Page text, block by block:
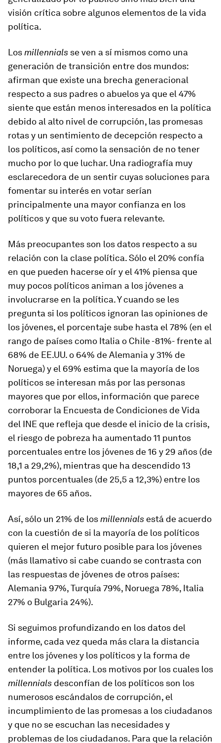
visión crítica sobre algunos elementos de la vida
política.
Los millennials se ven a sí mismos como una
generación de transición entre dos mundos:
afirman que existe una brecha generacional
respecto a sus padres o abuelos ya que el 47%
siente que están menos interesados en la política
debido al alto nivel de corrupción, las promesas
rotas y un sentimiento de decepción respecto a
los políticos, así como la sensación de no tener
mucho por lo que luchar. Una radiografía muy
esclarecedora de un sentir cuyas soluciones para
fomentar su interés en votar serían
principalmente una mayor confianza en los
políticos y que su voto fuera relevante.
Más preocupantes son los datos respecto a su
relación con la clase política. Sólo el 20% confía
en que pueden hacerse oír y el 41% piensa que
muy pocos políticos animan a los jóvenes a
involucrarse en la política. Y cuando se les
pregunta si los políticos ignoran las opiniones de
los jóvenes, el porcentaje sube hasta el 78% (en el
rango de países como Italia o Chile -81%- frente al
68% de EE.UU. o 64% de Alemania y 31% de
Noruega) y el 69% estima que la mayoría de los
políticos se interesan más por las personas
mayores que por ellos, información que parece
corroborar la Encuesta de Condiciones de Vida
del INE que refleja que desde el inicio de la crisis,
el riesgo de pobreza ha aumentado 11 puntos
porcentuales entre los jóvenes de 16 y 29 años (de
18,1 a 29,2%), mientras que ha descendido 13
puntos porcentuales (de 25,5 a 12,3%) entre los
mayores de 65 años.
Así, sólo un 21% de los millennials está de acuerdo
con la cuestión de si la mayoría de los políticos
quieren el mejor futuro posible para los jóvenes
(más llamativo si cabe cuando se contrasta con
las respuestas de jóvenes de otros países:
Alemania 97%, Turquía 79%, Noruega 78%, Italia
27% o Bulgaria 24%).
Si seguimos profundizando en los datos del
informe, cada vez queda más clara la distancia
entre los jóvenes y los políticos y la forma de
entender la política. Los motivos por los cuales los
millennials desconfían de los políticos son los
numerosos escándalos de corrupción, el
incumplimiento de las promesas a los ciudadanos
y que no se escuchan las necesidades y
problemas de los ciudadanos. Para que la relación